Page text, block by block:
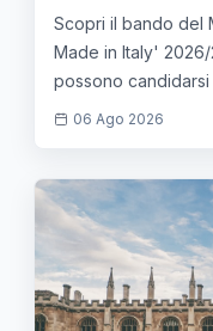
2029
Scopri il bando del
Made in Italy'
possono
capofila.
06 Ago 2026